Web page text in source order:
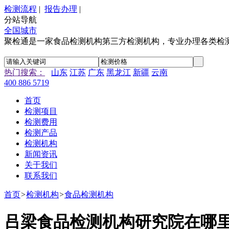
检测流程 | 报告办理 |
分站导航
全国城市
聚检通是一家食品检测机构第三方检测机构，专业办理各类检
热门搜索： 山东 江苏 广东 黑龙江 新疆 云南
400 886 5719
首页
检测项目
检测费用
检测产品
检测机构
新闻资讯
关于我们
联系我们
首页>检测机构>食品检测机构
吕梁食品检测机构研究院在哪